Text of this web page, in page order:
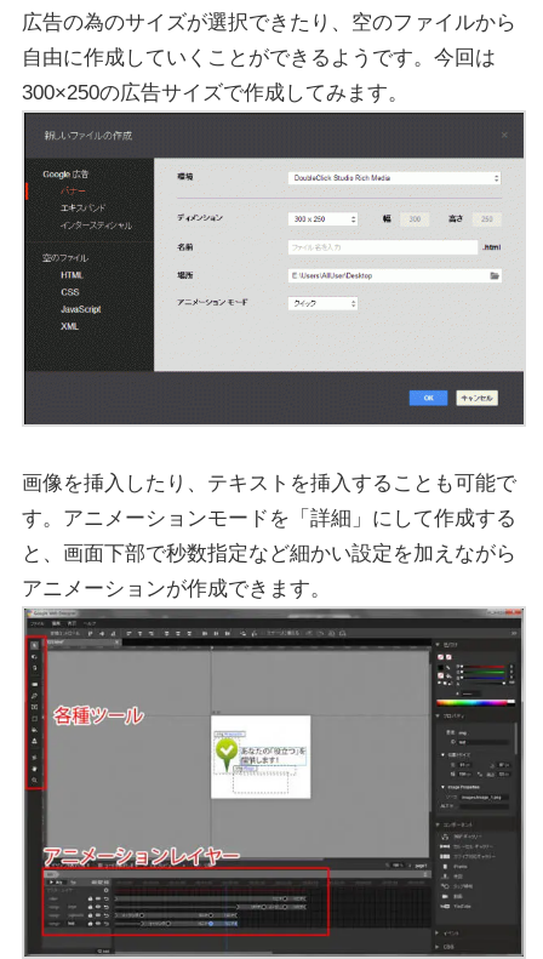
広告の為のサイズが選択できたり、空のファイルから
自由に作成していくことができるようです。今回は
300×250の広告サイズで作成してみます。
画像を挿入したり、テキストを挿入することも可能で
す。アニメーションモードを「詳細」にして作成する
と、画面下部で秒数指定など細かい設定を加えながら
アニメーションが作成できます。